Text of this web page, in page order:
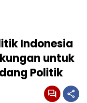
Indonesia
untuk
Politik